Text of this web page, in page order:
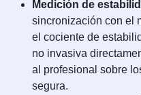
Medición de
sincronización con el
el cociente de
no invasiva
al profesional sobre
segura.